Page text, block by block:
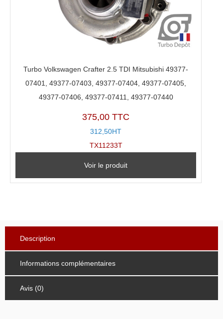
Turbo Volkswagen Crafter 2.5 TDI Mitsubishi 49377-
07401, 49377-07403, 49377-07404, 49377-07405,
49377-07406, 49377-07411, 49377-07440
375,00 TTC
312,50HT
TX11233T
Voir le produit
Description
Informations complémentaires
Avis (0)